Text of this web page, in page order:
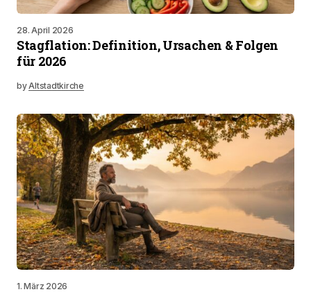
28. April 2026
Stagflation: Definition, Ursachen & Folgen
für 2026
byAltstadtkirche
1. März 2026